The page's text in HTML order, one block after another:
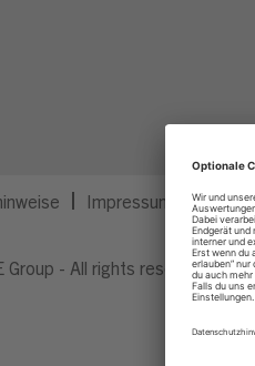
Impressum
Group - All rights reserved